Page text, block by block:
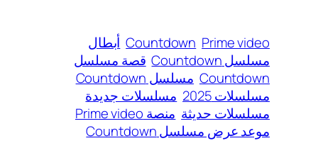
Countdown Prime video
أبطال
مسلسل Countdown
قصة مسلسل
Countdown مسلسل Countdown
مسلسلات 2025
مسلسلات جديدة
مسلسلات حديثة منصة Prime video
موعد عرض مسلسل Countdown